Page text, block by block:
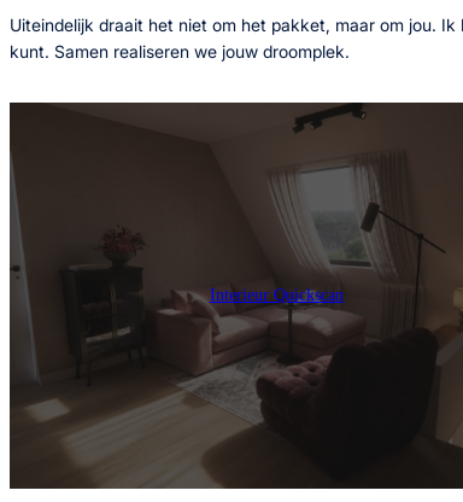
Uiteindelijk draait het niet om het pakket, maar om jou.
kunt. Samen realiseren we jouw droomplek.
Interieur Quickscan